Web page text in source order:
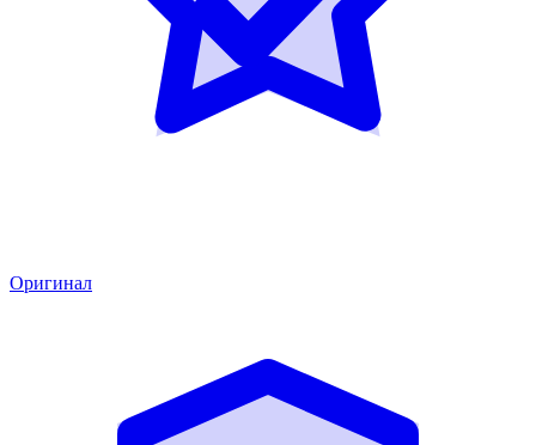
Оригинал